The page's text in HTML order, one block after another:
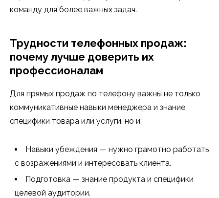
команду для более важных задач.
Трудности телефонных продаж:
почему лучше доверить их
профессионалам
Для прямых продаж по телефону важны не только
коммуникативные навыки менеджера и знание
специфики товара или услуги, но и:
Навыки убеждения — нужно грамотно работать
с возражениями и интересовать клиента.
Подготовка — знание продукта и специфики
целевой аудитории.